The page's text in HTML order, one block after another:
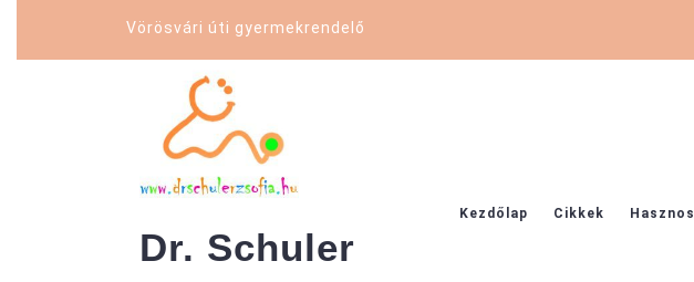
content
Vörösvári úti gyermekrendelő
Dr. Schuler
Kezdőlap Cikkek Hasznos